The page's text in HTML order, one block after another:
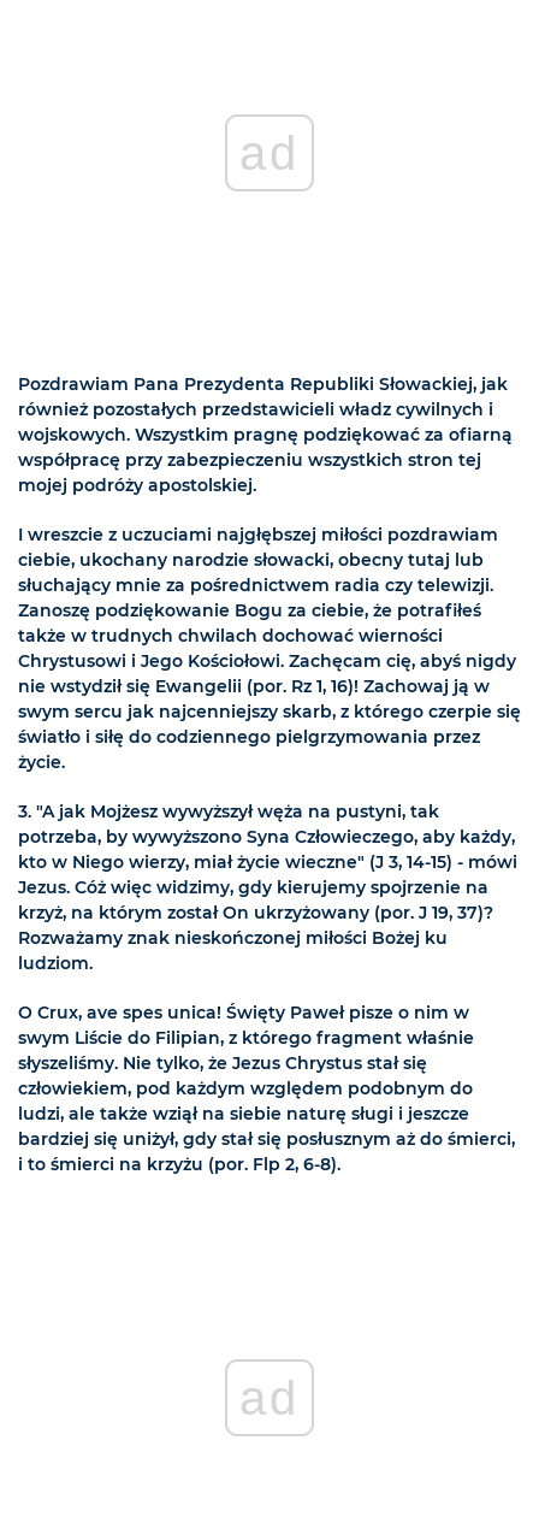
ad
Pozdrawiam Pana Prezydenta Republiki Słowackiej, jak
również pozostałych przedstawicieli władz cywilnych i
wojskowych. Wszystkim pragnę podziękować za ofiarną
współpracę przy zabezpieczeniu wszystkich stron tej
mojej podróży apostolskiej.
I wreszcie z uczuciami najgłębszej miłości pozdrawiam
ciebie, ukochany narodzie słowacki, obecny tutaj lub
słuchający mnie za pośrednictwem radia czy telewizji.
Zanoszę podziękowanie Bogu za ciebie, że potrafiłeś
także w trudnych chwilach dochować wierności
Chrystusowi i Jego Kościołowi. Zachęcam cię, abyś nigdy
nie wstydził się Ewangelii (por. Rz 1, 16)! Zachowaj ją w
swym sercu jak najcenniejszy skarb, z którego czerpie się
światło i siłę do codziennego pielgrzymowania przez
życie.
3. "A jak Mojżesz wywyższył węża na pustyni, tak
potrzeba, by wywyższono Syna Człowieczego, aby każdy,
kto w Niego wierzy, miał życie wieczne" (J 3, 14-15) - mówi
Jezus. Cóż więc widzimy, gdy kierujemy spojrzenie na
krzyż, na którym został On ukrzyżowany (por. J 19, 37)?
Rozważamy znak nieskończonej miłości Bożej ku
ludziom.
O Crux, ave spes unica! Święty Paweł pisze o nim w
swym Liście do Filipian, z którego fragment właśnie
słyszeliśmy. Nie tylko, że Jezus Chrystus stał się
człowiekiem, pod każdym względem podobnym do
ludzi, ale także wziął na siebie naturę sługi i jeszcze
bardziej się uniżył, gdy stał się posłusznym aż do śmierci,
i to śmierci na krzyżu (por. Flp 2, 6-8).
ad